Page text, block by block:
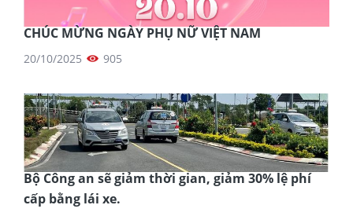
CHÚC MỪNG NGÀY PHỤ NỮ VIỆT NAM
20/10/2025 905
Bộ Công an sẽ giảm thời gian, giảm 30% lệ phí
cấp bằng lái xe.